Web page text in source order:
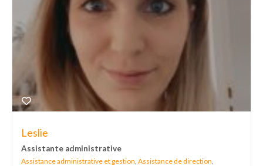
Leslie
Assistante administrative
Assistance administrative et gestion Assistance de direction